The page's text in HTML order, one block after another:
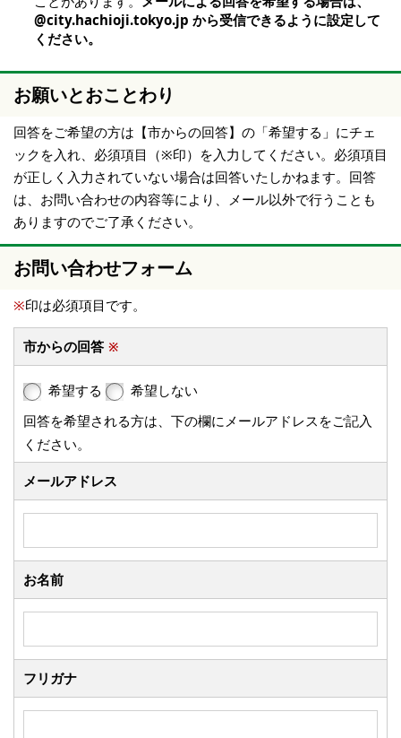
@city.hachioji.tokyo.jp から受信できるように設定して
ください。
お願いとおことわり
回答をご希望の方は【市からの回答】の「希望する」にチェ
ックを入れ、必須項目（※印）を入力してください。必須項目
が正しく入力されていない場合は回答いたしかねます。回答
は、お問い合わせの内容等により、メール以外で行うことも
ありますのでご了承ください。
お問い合わせフォーム
※印は必須項目です。
市からの回答 ※
希望する
希望しない
回答を希望される方は、下の欄にメールアドレスをご記入
ください。
メールアドレス
お名前
フリガナ